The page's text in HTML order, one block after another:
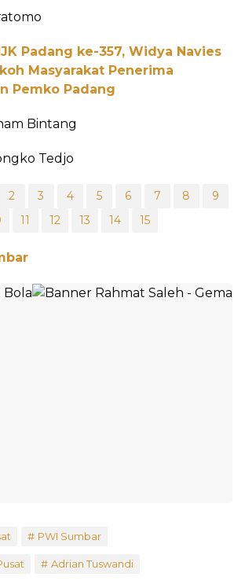
Padang ke-357, Widya Navies
Masyarakat Penerima
Pemko Padang
Bintang
Tedjo
2 3 4 5 6 7 8
9
11 12 13 14 15
PWI Sumbar
Adrian Tuswandi